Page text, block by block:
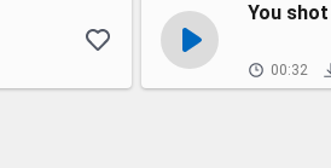
You
00:32